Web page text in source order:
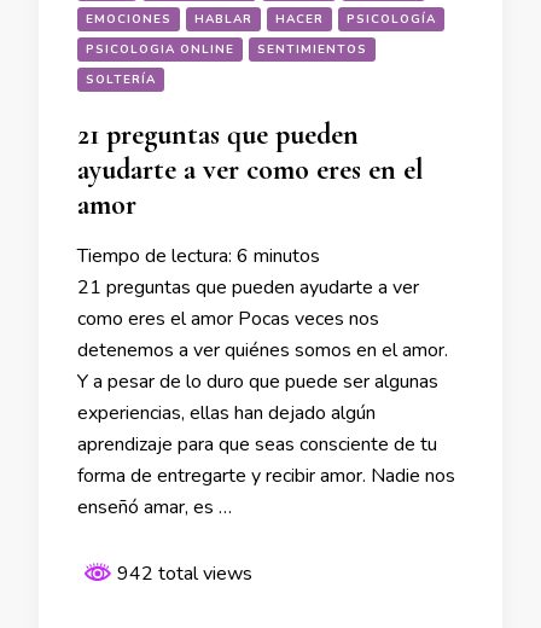
EMOCIONES
HABLAR HACER
PSICOLOGÍA
PSICOLOGIA ONLINE
SENTIMIENTOS
SOLTERÍA
21 preguntas que pueden
ayudarte a ver como eres en el
amor
Tiempo de lectura: 6 minutos
21 preguntas que pueden ayudarte a ver
como eres el amor Pocas veces nos
detenemos a ver quiénes somos en el amor.
Y a pesar de lo duro que puede ser algunas
experiencias, ellas han dejado algún
aprendizaje para que seas consciente de tu
forma de entregarte y recibir amor. Nadie nos
enseñó amar, es …
942 total views